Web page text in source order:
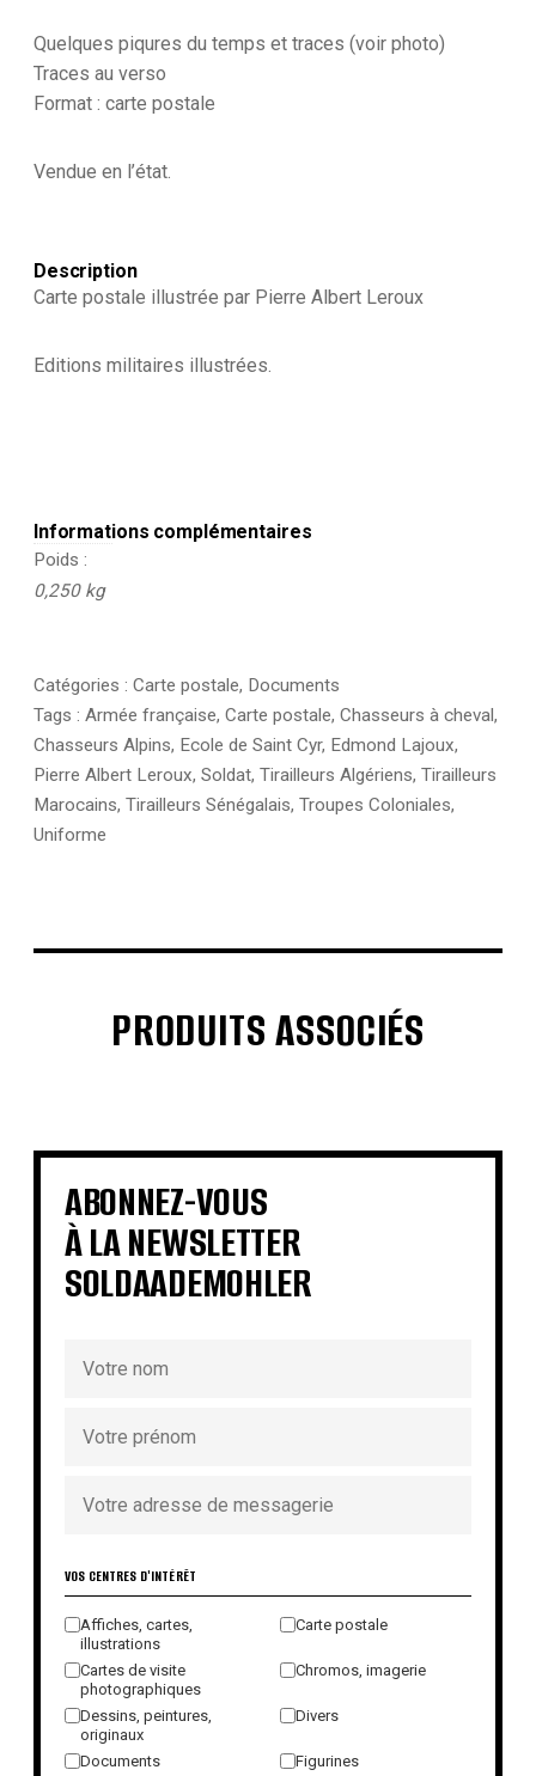
Quelques piqures du temps et traces (voir photo)
Traces au verso
Format : carte postale
Vendue en l’état.
Description
Carte postale illustrée par Pierre Albert Leroux
Editions militaires illustrées.
Informations complémentaires
Poids
0,250 kg
Catégories : Carte postale, Documents
Tags : Armée française, Carte postale, Chasseurs à cheval,
Chasseurs Alpins, Ecole de Saint Cyr, Edmond Lajoux,
Pierre Albert Leroux, Soldat, Tirailleurs Algériens, Tirailleurs
Marocains, Tirailleurs Sénégalais, Troupes Coloniales,
Uniforme
PRODUITS ASSOCIÉS
€ €
€ €
€ €
ABONNEZ-VOUS
À LA NEWSLETTER
SOLDAADEMOHLER
VOS CENTRES D'INTÉRÊT
Affiches, cartes,
illustrations
Carte postale
Cartes de visite
photographiques
Chromos, imagerie
Dessins, peintures,
originaux
Divers
Documents Figurines